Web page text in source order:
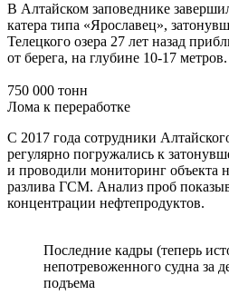
В Алтайском заповеднике
катера типа «Ярославец»,
Телецкого озера 27 лет назад
от берега, на глубине 10-17 метров.
750 000 тонн
Лома к переработке
С 2017 года сотрудники
регулярно погружались к
и проводили мониторинг объекта
разлива ГСМ. Анализ проб
концентрации нефтепродуктов.
Последние кадры (теперь
непотревоженного судна за
подъема